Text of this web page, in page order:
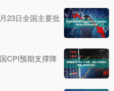
23日全国主要批
CPI预期支撑降